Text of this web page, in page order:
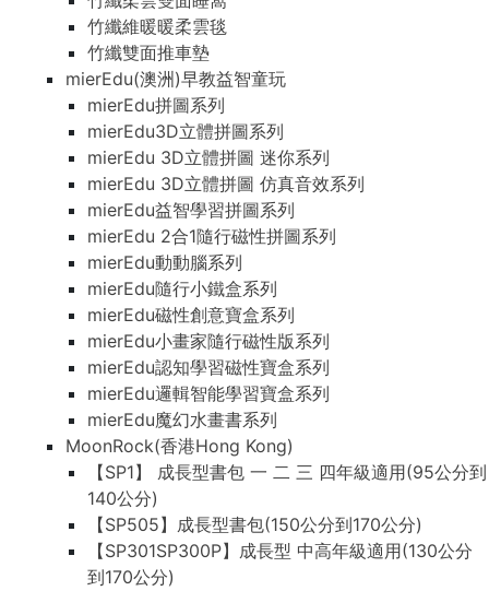
竹纖維暖暖柔雲毯
竹纖雙面推車墊
mierEdu(澳洲)早教益智童玩
mierEdu拼圖系列
mierEdu3D立體拼圖系列
mierEdu 3D立體拼圖 迷你系列
mierEdu 3D立體拼圖 仿真音效系列
mierEdu益智學習拼圖系列
mierEdu 2合1隨行磁性拼圖系列
mierEdu動動腦系列
mierEdu隨行小鐵盒系列
mierEdu磁性創意寶盒系列
mierEdu小畫家隨行磁性版系列
mierEdu認知學習磁性寶盒系列
mierEdu邏輯智能學習寶盒系列
mierEdu魔幻水畫書系列
MoonRock(香港Hong Kong)
【SP1】 成長型書包 一 二 三 四年級適用(95公分到
140公分)
【SP505】成長型書包(150公分到170公分)
【SP301SP300P】成長型 中高年級適用(130公分
到170公分)